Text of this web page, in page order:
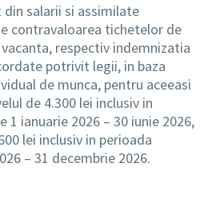
salarii si assimilate
contravaloarea tichetelor de
respectiv indemnizatia
potrivit legii, in baza
de munca, pentru aceeasi
de 4.300 lei inclusiv in
1 ianuarie 2026 – 30 iunie 2026,
lei inclusiv in perioada
– 31 decembrie 2026.